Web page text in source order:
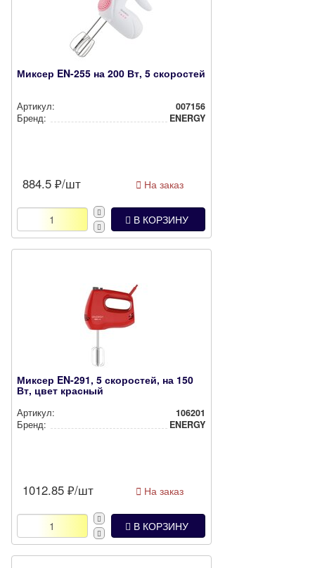
Миксер EN-255 на 200 Вт, 5 скоростей
Артикул:
007156
Бренд:
ENERGY
884.5 ₽/шт На заказ
В КОРЗИНУ
Миксер EN-291, 5 скоростей, на 150
Вт, цвет красный
Артикул:
106201
Бренд:
ENERGY
1012.85 ₽/шт На заказ
В КОРЗИНУ